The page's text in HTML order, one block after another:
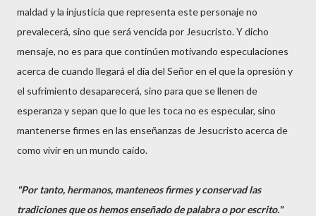
maldad y la injusticia que representa este personaje no
prevalecerá, sino que será vencida por Jesucristo. Y dicho
mensaje, no es para que continúen motivando especulaciones
acerca de cuando llegará el día del Señor en el que la opresión y
el sufrimiento desaparecerá, sino para que se llenen de
esperanza y sepan que lo que les toca no es especular, sino
mantenerse firmes en las enseñanzas de Jesucristo acerca de
como vivir en un mundo caído.
"Por tanto, hermanos, manteneos firmes y conservad las
tradiciones que os hemos enseñado de palabra o por escrito."